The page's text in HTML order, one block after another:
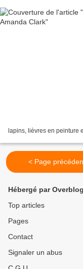
lapins, lièvres en peinture
< Page
Hébergé par Overblog
Top articles
Pages
Contact
Signaler un abus